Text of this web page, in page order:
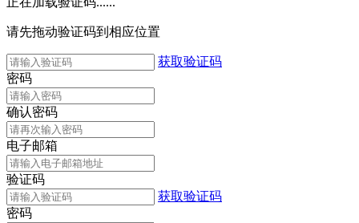
请先拖动验证码到相应位置
获取验证码
密码
确认密码
电子邮箱
验证码
获取验证码
密码